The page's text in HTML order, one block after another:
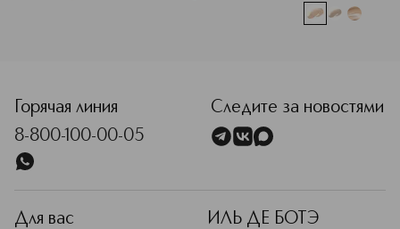
Горячая линия
8-800-100-00-05
Следите за новостями
Для вас ИЛЬ ДЕ БОТЭ